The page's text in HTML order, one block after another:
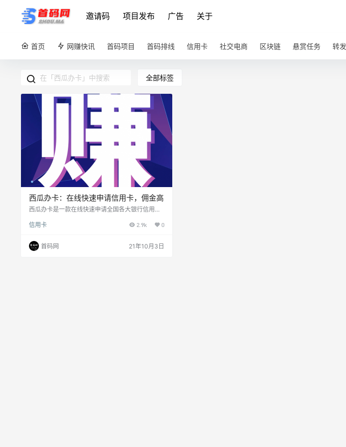
邀请码 项目发布 广告 关于
首页 网赚快讯 首码项目 首码排线 信用卡 社交电商 区块链 悬赏任务 转
全部标签
西瓜办卡：在线快速申请信用卡，佣金高
西瓜办卡是一款在线快速申请全国各大银行信用卡
办卡平台涵盖全国银行和地方银行，卡种多、审核
功，即可获得高额佣金收益。 西瓜办卡平台简介 西
瓜办卡是焦作市瑞鑫众创信息服务有限公司开发的
信用卡 2.9k 0
首码网 21年10月3日